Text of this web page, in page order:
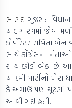
સાણંદઃ ગુજરાત
અલગ રંગમાં જોવા
કોર્પોરેટર સવિતા બેન
સાથે કોંગ્રેસના નેતાઓ
સાથ છોડી બેઠા છે.
આદમી પાર્ટીનો ખેસ
કે અગાઉ પણ ચૂંટણી
આવી ગઈ હતી.